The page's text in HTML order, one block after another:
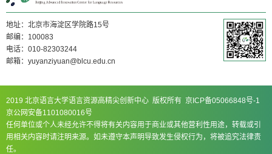
地址：北京市海淀区学院路15号
邮编：100083
电话：010-82303244
邮箱：yuyanziyuan@blcu.edu.cn
2019 北京语言大学语言资源高精尖创新中心 版权所有 京ICP备05066848号-1
京公网安备1101080016号
任何单位或个人未经允许不得将有关内容用于商业或其他营利性用途，转载或引
用相关内容时请注明来源。如未遵守本声明导致发生侵权行为，将被追究法律责
任。